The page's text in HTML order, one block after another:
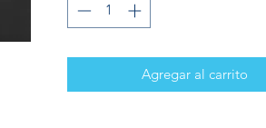
Agregar al carrito